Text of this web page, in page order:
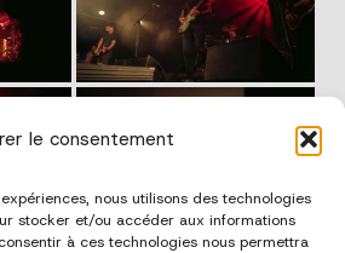
le consentement
nous utilisons des technologies
stocker et/ou accéder aux informations
à ces technologies nous permettra